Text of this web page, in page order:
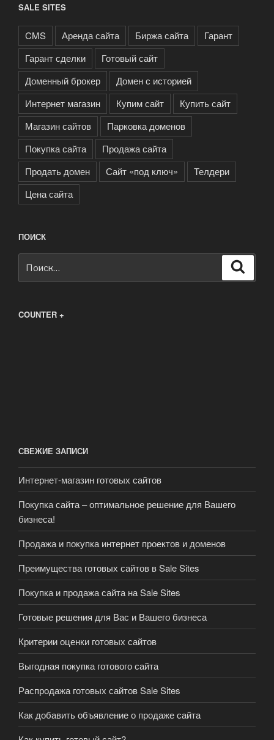
SALE SITES
CMS Аренда сайта Биржа сайта
Гарант
Гарант сделки
Готовый сайт
Доменный брокер
Домен с историей
Интернет магазин
Купим сайт
Купить сайт
Магазин сайтов
Парковка доменов
Покупка сайта
Продажа сайта
Продать домен
Сайт «под ключ»
Телдери
Цена сайта
ПОИСК
COUNTER +
СВЕЖИЕ ЗАПИСИ
Интернет-магазин готовых сайтов
Покупка сайта – оптимальное решение для Вашего
бизнеса!
Продажа и покупка интернет проектов и доменов
Преимущества готовых сайтов в Sale Sites
Покупка и продажа сайта на Sale Sites
Готовые решения для Вас и Вашего бизнеса
Критерии оценки готовых сайтов
Выгодная покупка готового сайта
Распродажа готовых сайтов Sale Sites
Как добавить объявление о продаже сайта